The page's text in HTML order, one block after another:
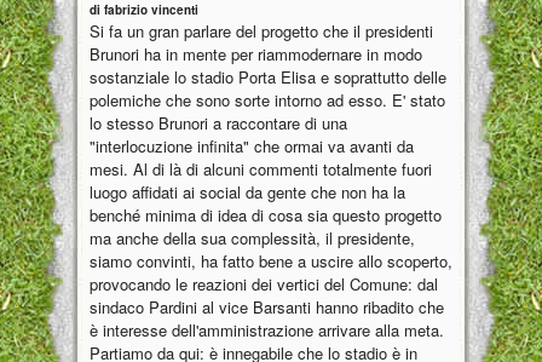
di fabrizio vincenti
Si fa un gran parlare del progetto che il presidenti
Brunori ha in mente per riammodernare in modo
sostanziale lo stadio Porta Elisa e soprattutto delle
polemiche che sono sorte intorno ad esso. E' stato
lo stesso Brunori a raccontare di una
"interlocuzione infinita" che ormai va avanti da
mesi. Al di là di alcuni commenti totalmente fuori
luogo affidati ai social da gente che non ha la
benché minima di idea di cosa sia questo progetto
ma anche della sua complessità, il presidente,
siamo convinti, ha fatto bene a uscire allo scoperto,
provocando le reazioni dei vertici del Comune: dal
sindaco Pardini al vice Barsanti hanno ribadito che
è interesse dell'amministrazione arrivare alla meta.
Partiamo da qui: è innegabile che lo stadio è in